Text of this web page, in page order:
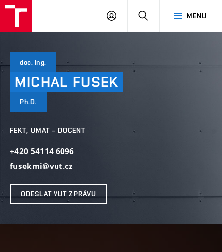
MENU
PŘIHLÁSIT
doc. Ing.
MICHAL FUSEK
Ph.D.
FEKT, UMAT – DOCENT
+420 54114 6096
fusekmi@vut.cz
ODESLAT VUT ZPRÁVU